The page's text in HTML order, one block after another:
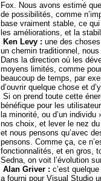
Fox. Nous avons estimé
de possibilités, comme
base vraiment stable, ce
les améliorations, et la
Ken Levy : une des
un chemin traditionnel,
Dans la direction où les
moyens limités, comme
beaucoup de temps, par
d’ouvrir quelque chose et
Si on prend toute cette
bénéfique pour les
la minorité, ou d’un
nos choix, et lever le nez
et nous pensons qu’avec
pensons. Comme ça, ce
fonctionnalités, et en gros,
Sedna, on voit l’évolution
Alan Griver : c’est
a fourni pour Visual Studio